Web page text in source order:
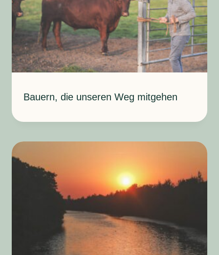
Bauern, die unseren Weg mitgehen